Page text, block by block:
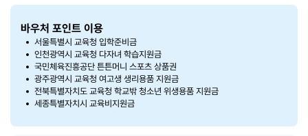
바우처 포인트 이용
서울특별시 교육청 입학준비금
인천광역시 교육청 다자녀 학습지원금
국민체육진흥공단 튼튼머니 스포츠 상품권
광주광역시 교육청 여고생 생리용품 지원금
전북특별자치도 교육청 학교밖 청소년 위생용품 지원금
세종특별자치시 교육비지원금